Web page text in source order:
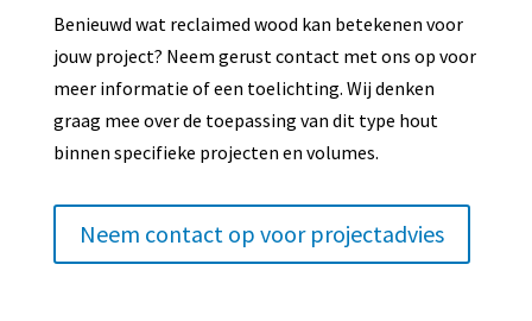
Benieuwd wat reclaimed wood kan betekenen voor
jouw project? Neem gerust contact met ons op voor
meer informatie of een toelichting. Wij denken
graag mee over de toepassing van dit type hout
binnen specifieke projecten en volumes.
Neem contact op voor projectadvies